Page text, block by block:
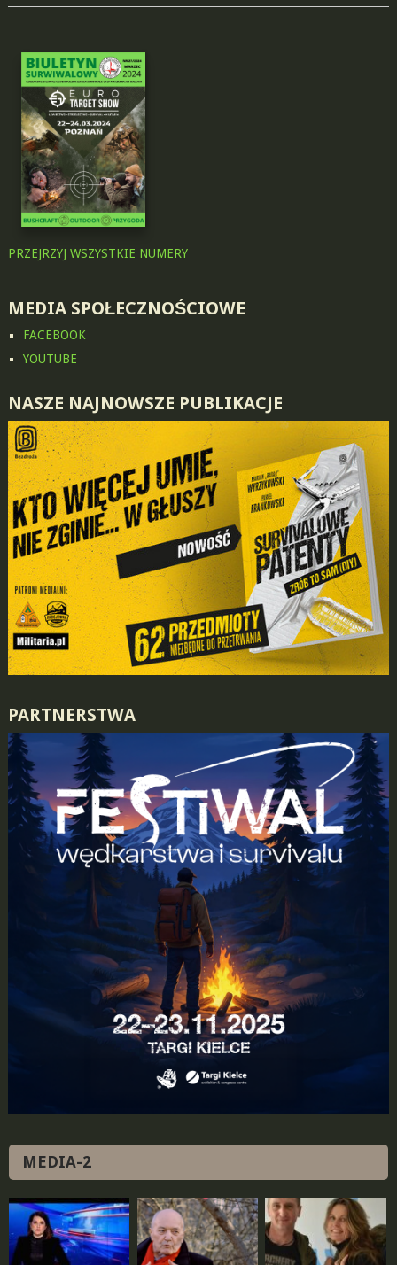
PRZEJRZYJ WSZYSTKIE NUMERY
MEDIA SPOŁECZNOŚCIOWE
FACEBOOK
YOUTUBE
NASZE NAJNOWSZE PUBLIKACJE
PARTNERSTWA
MEDIA-2